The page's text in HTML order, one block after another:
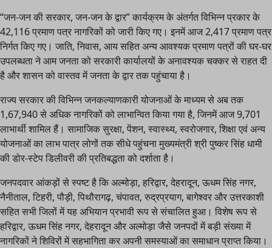
“जन-जन की सरकार, जन-जन के द्वार” कार्यक्रम के अंतर्गत विभिन्न प्रकार के
42,116 प्रमाण पत्र नागरिकों को जारी किए गए। इनमें आज 2,417 प्रमाण पत्र
निर्गत किए गए। जाति, निवास, आय सहित अन्य आवश्यक प्रमाण पत्रों की घर-घर
उपलब्धता ने आम जनता को सरकारी कार्यालयों के अनावश्यक चक्कर से राहत दी
है और शासन को वास्तव में जनता के द्वार तक पहुंचाया है।
राज्य सरकार की विभिन्न जनकल्याणकारी योजनाओं के माध्यम से अब तक
1,67,940 से अधिक नागरिकों को लाभान्वित किया गया है, जिनमें आज 9,701
लाभार्थी शामिल हैं। सामाजिक सुरक्षा, पेंशन, स्वास्थ्य, स्वरोजगार, शिक्षा एवं अन्य
योजनाओं का लाभ पात्र लोगों तक सीधे पहुंचना मुख्यमंत्री श्री पुष्कर सिंह धामी
की डोर-स्टेप डिलीवरी की प्रतिबद्धता को दर्शाता है।
जनपदवार आंकड़ों से स्पष्ट है कि अल्मोड़ा, हरिद्वार, देहरादून, ऊधम सिंह नगर,
नैनीताल, टिहरी, पौड़ी, पिथौरागढ़, चंपावत, रुद्रप्रयाग, बागेश्वर और उत्तरकाशी
सहित सभी जिलों में यह अभियान प्रभावी रूप से संचालित हुआ। विशेष रूप से
हरिद्वार, ऊधम सिंह नगर, देहरादून और अल्मोड़ा जैसे जनपदों में बड़ी संख्या में
नागरिकों ने शिविरों में सहभागिता कर अपनी समस्याओं का समाधान प्राप्त किया।